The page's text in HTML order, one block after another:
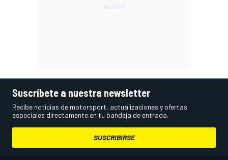
Suscríbete a nuestra newsletter
Recibe noticias de motorsport, actualizaciones y ofertas
especiales directamente en tu bandeja de entrada.
SUSCRIBIRSE